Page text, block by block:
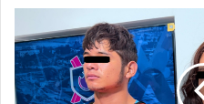
a
pareja
con
cristal;